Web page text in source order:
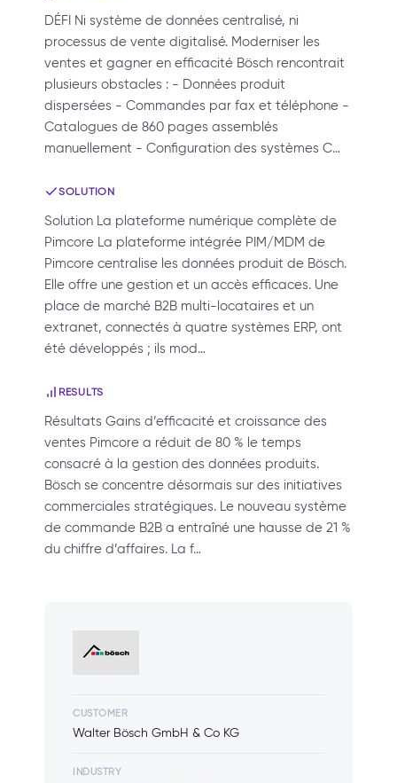
DÉFI Ni système de données centralisé, ni
processus de vente digitalisé. Moderniser les
ventes et gagner en efficacité Bösch rencontrait
plusieurs obstacles : - Données produit
dispersées - Commandes par fax et téléphone -
Catalogues de 860 pages assemblés
manuellement - Configuration des systèmes C…
SOLUTION
Solution La plateforme numérique complète de
Pimcore La plateforme intégrée PIM/MDM de
Pimcore centralise les données produit de Bösch.
Elle offre une gestion et un accès efficaces. Une
place de marché B2B multi-locataires et un
extranet, connectés à quatre systèmes ERP, ont
été développés ; ils mod…
RESULTS
Résultats Gains d’efficacité et croissance des
ventes Pimcore a réduit de 80 % le temps
consacré à la gestion des données produits.
Bösch se concentre désormais sur des initiatives
commerciales stratégiques. Le nouveau système
de commande B2B a entraîné une hausse de 21 %
du chiffre d’affaires. La f…
CUSTOMER
Walter Bösch GmbH & Co KG
INDUSTRY